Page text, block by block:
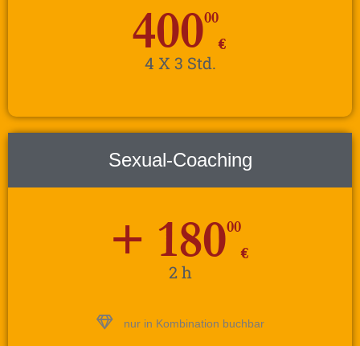
40000
€
4 X 3 Std.
Sexual-Coaching
+ 18000
€
2 h
nur in Kombination buchbar